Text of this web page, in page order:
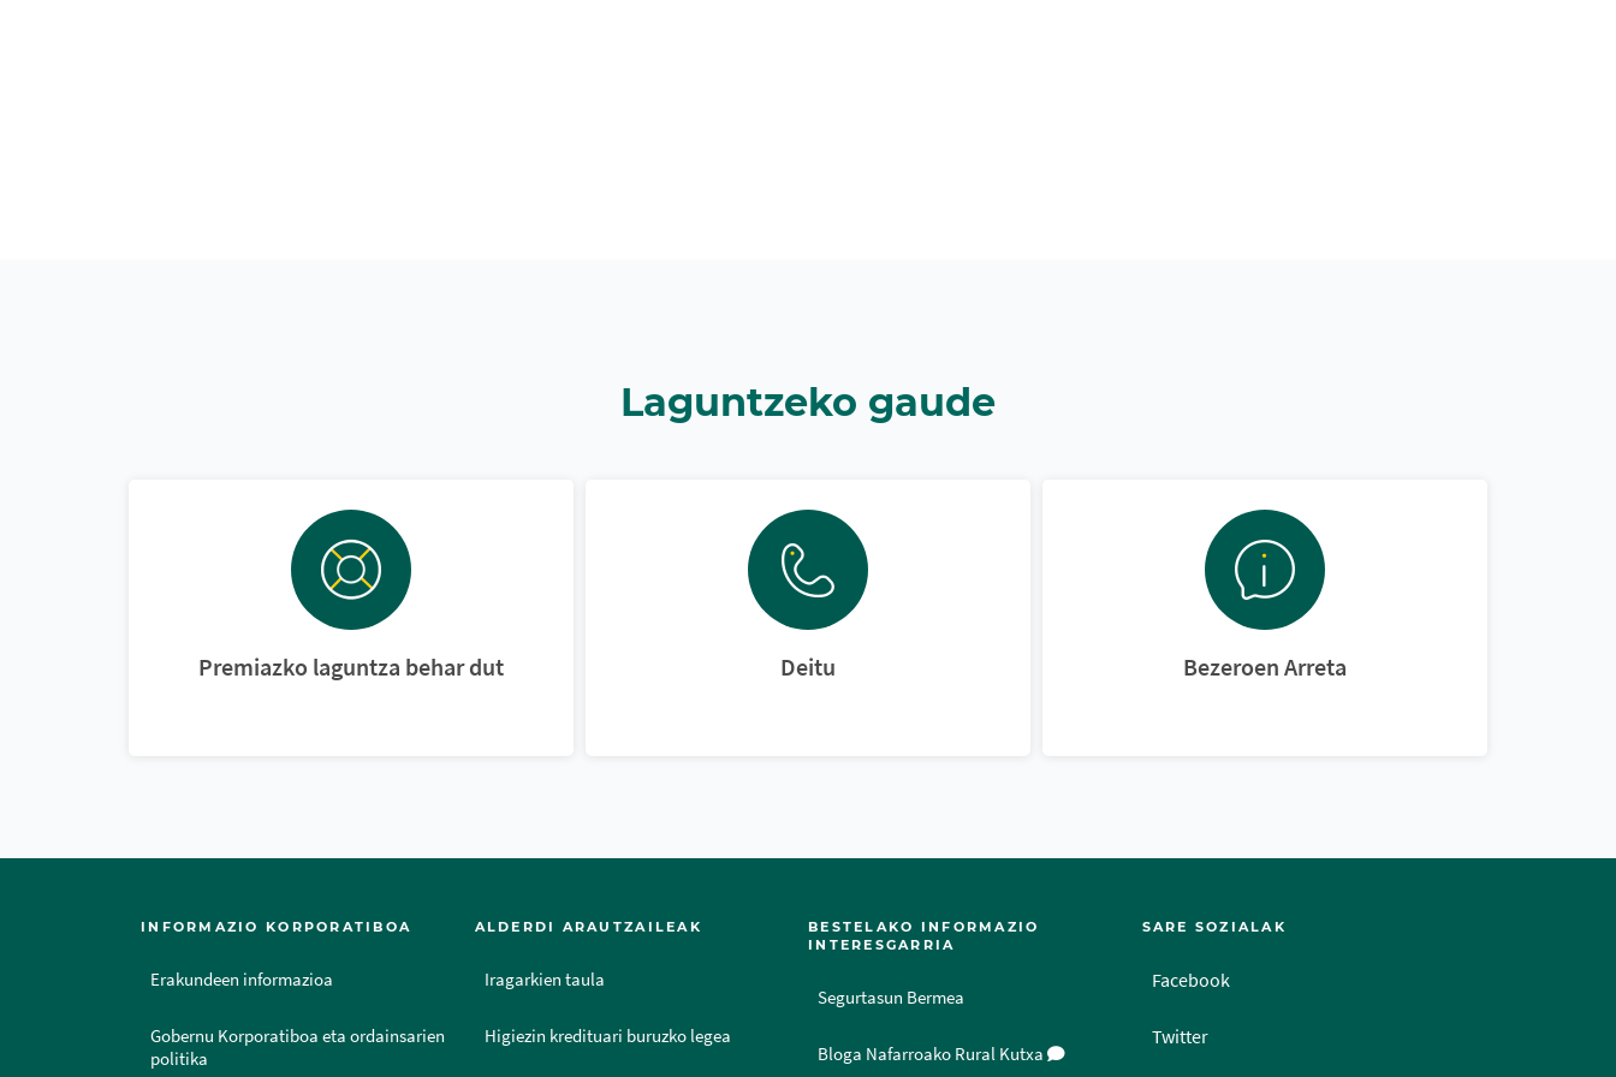
Laguntzeko gaude
Premiazko laguntza behar dut Deitu Bezeroen Arreta
INFORMAZIO KORPORATIBOA
Erakundeen informazioa
Gobernu Korporatiboa eta ordainsarien
politika
ALDERDI ARAUTZAILEAK
Iragarkien taula
Higiezin kredituari buruzko legea
BESTELAKO INFORMAZIO
INTERESGARRIA
Segurtasun Bermea
Bloga Nafarroako Rural Kutxa
SARE SOZIALAK
Facebook
Twitter